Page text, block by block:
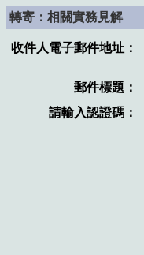
轉寄：相關實務見解
收件人電子郵件地址：
郵件標題：
請輸入認證碼：